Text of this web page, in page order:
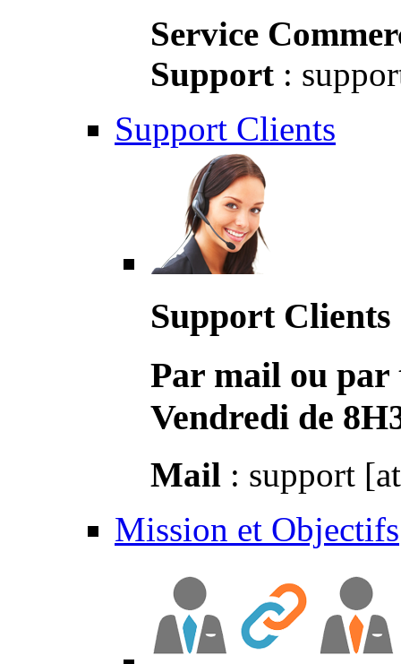
Service
Support :
Support Clients
Support Clients
Par mail ou par
Vendredi de
Mail : support
Mission et Objectifs